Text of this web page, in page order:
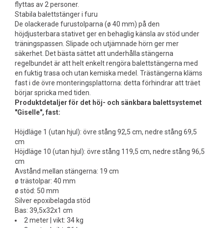
flyttas av 2 personer.
Stabila balettstänger i furu
De olackerade furustolparna (ø 40 mm) på den
höjdjusterbara stativet ger en behaglig känsla av stöd under
träningspassen. Slipade och utjämnade hörn ger mer
säkerhet. Det bästa sättet att underhålla stängerna
regelbundet är att helt enkelt rengöra balettstängerna med
en fuktig trasa och utan kemiska medel. Trästängerna kläms
fast i de övre monteringsplattorna: detta förhindrar att träet
börjar spricka med tiden.
Produktdetaljer för det höj- och sänkbara balettsystemet
"Giselle", fast:
Höjdläge 1 (utan hjul): övre stång 92,5 cm, nedre stång 69,5
cm
Höjdläge 10 (utan hjul): övre stång 119,5 cm, nedre stång 96,5
cm
Avstånd mellan stängerna: 19 cm
ø trästolpar: 40 mm
ø stöd: 50 mm
Silver epoxibelagda stöd
Bas: 39,5x32x1 cm
2 meter | vikt: 34 kg